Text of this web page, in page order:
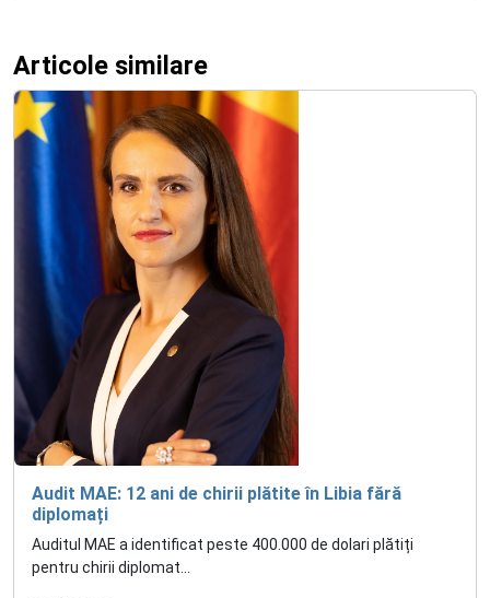
Articole similare
Audit MAE: 12 ani de chirii plătite în Libia fără
diplomați
Auditul MAE a identificat peste 400.000 de dolari plătiți
pentru chirii diplomat...